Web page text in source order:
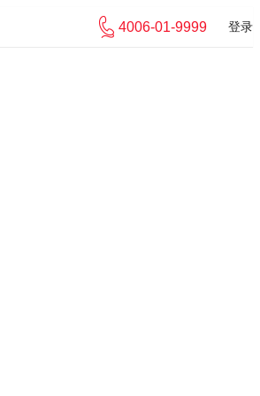
4006-01-9999 登录